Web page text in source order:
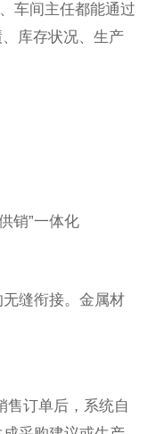
间主任都能通过
库存状况、生产
销”一体化
缝衔接。金属材
订单后，系统自